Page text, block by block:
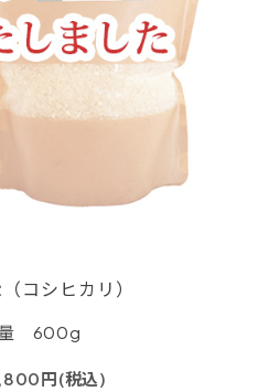
（コシヒカリ）
量 600g
円(税込)